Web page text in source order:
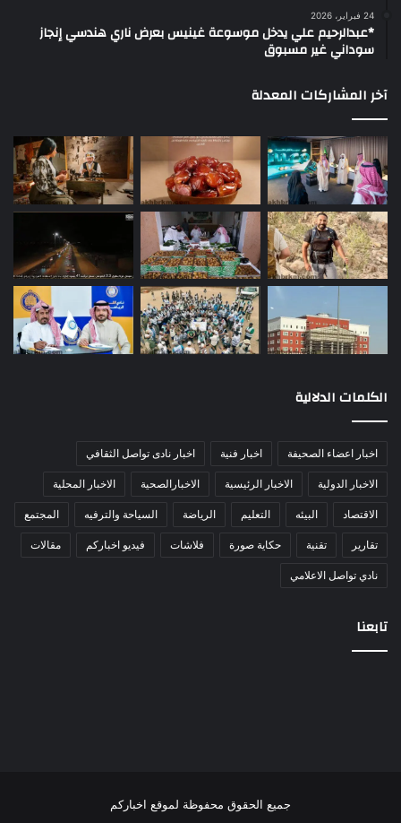
24 فبراير، 2026
*عبدالرحيم علي يدخل موسوعة غينيس بعرض ناري هندسي إنجاز
سوداني غير مسبوق
آخر المشاركات المعدلة
الكلمات الدلالية
اخبار اعضاء الصحيفة اخبار فنية اخبار نادى تواصل الثقافي
الاخبار الدولية الاخبار الرئيسية الاخبارالصحية الاخبار المحلية
الاقتصاد البيئه التعليم الرياضة السياحة والترفيه المجتمع
تقارير تقنية حكاية صورة فلاشات فيديو اخباركم مقالات
نادي تواصل الاعلامي
تابعنا
جميع الحقوق محفوظة لموقع اخباركم